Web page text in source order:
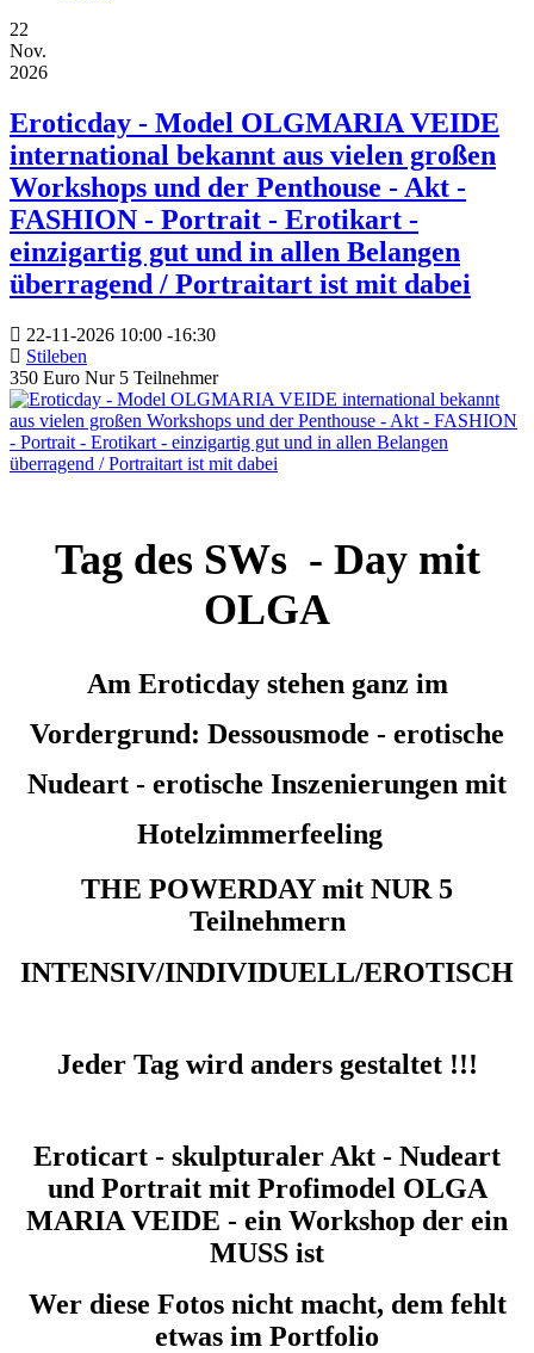
22
Nov.
2026
Eroticday - Model OLGMARIA VEIDE
international bekannt aus vielen großen
Workshops und der Penthouse - Akt -
FASHION - Portrait - Erotikart -
einzigartig gut und in allen Belangen
überragend / Portraitart ist mit dabei
22-11-2026 10:00 -16:30
Stileben
350 Euro Nur 5 Teilnehmer
Tag des SWs - Day mit
OLGA
Am Eroticday stehen ganz im
Vordergrund: Dessousmode - erotische
Nudeart - erotische Inszenierungen mit
Hotelzimmerfeeling
THE POWERDAY mit NUR 5
Teilnehmern
INTENSIV/INDIVIDUELL/EROTISCH
Jeder Tag wird anders gestaltet !!!
Eroticart - skulpturaler Akt - Nudeart
und Portrait mit Profimodel OLGA
MARIA VEIDE - ein Workshop der ein
MUSS ist
Wer diese Fotos nicht macht, dem fehlt
etwas im Portfolio